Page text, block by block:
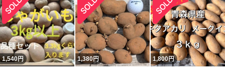
1,540円 1,380円 1,800円